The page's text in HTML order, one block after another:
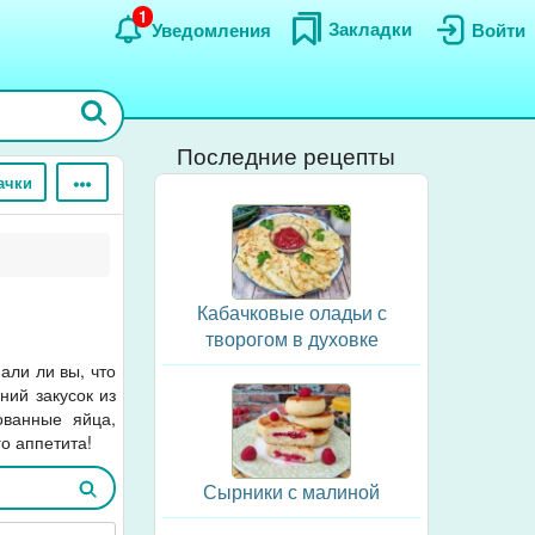
Войти
Закладки
Уведомления
1
ли вы, что
закусок из
яйца,
аппетита!
Последние рецепты
Кабачковые оладьи с
творогом в духовке
Сырники с малиной